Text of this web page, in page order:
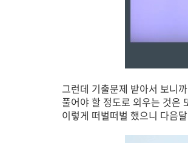
그런데 기출문제 받아서 보니
풀어야 할 정도로 외우는 것은
이렇게 떠벌떠벌 했으니 다음